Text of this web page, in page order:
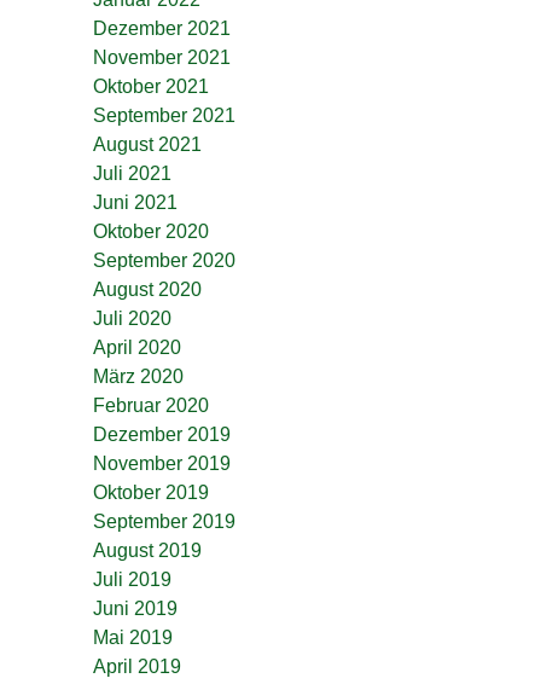
Dezember 2021
November 2021
Oktober 2021
September 2021
August 2021
Juli 2021
Juni 2021
Oktober 2020
September 2020
August 2020
Juli 2020
April 2020
März 2020
Februar 2020
Dezember 2019
November 2019
Oktober 2019
September 2019
August 2019
Juli 2019
Juni 2019
Mai 2019
April 2019